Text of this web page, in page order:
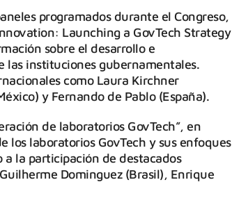
programados durante el Congreso,
Launching a GovTech Strategy
sobre el desarrollo e
las instituciones gubernamentales.
como Laura Kirchner
y Fernando de Pablo (España).
de laboratorios GovTech”, en
laboratorios GovTech y sus enfoques
la participación de destacados
Dominguez (Brasil), Enrique